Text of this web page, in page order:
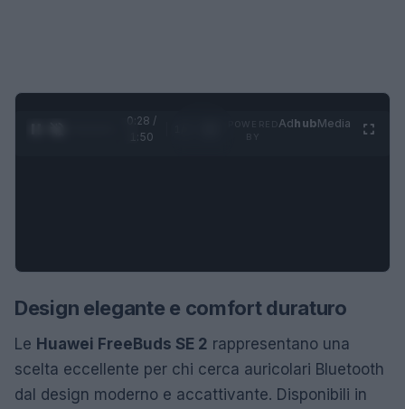
0:29 /
1:50
AdhubMedia
Design elegante e comfort duraturo
Le Huawei FreeBuds SE 2 rappresentano una
scelta eccellente per chi cerca auricolari Bluetooth
dal design moderno e accattivante. Disponibili in